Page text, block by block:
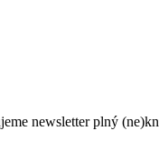
newsletter plný